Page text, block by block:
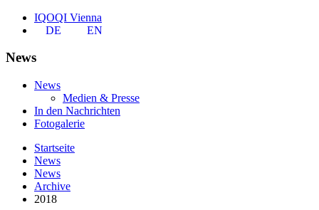
IQOQI Vienna
DE
EN
News
News
Medien & Presse
In den Nachrichten
Fotogalerie
Startseite
News
News
Archive
2018